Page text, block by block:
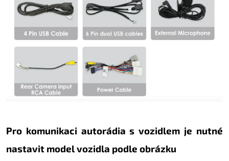
Pro komunikaci autorádia s vozidlem je nutné
nastavit model vozidla podle obrázku